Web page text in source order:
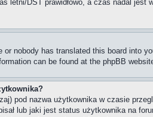
letni/DST prawidłowo, a czas nadal
nobody has translated this board into
can be found at the phpBB
pod nazwa użytkownika w czasie
lub jaki jest status użytkownika na